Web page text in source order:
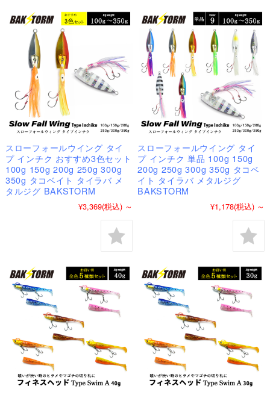
スローフォールウイング タイ
プ インチク おすすめ3色セット
100g 150g 200g 250g 300g
350g タコベイト タイラバ メ
タルジグ BAKSTORM
¥3,369(税込) ～
スローフォールウイング タイ
プ インチク 単品 100g 150g
200g 250g 300g 350g タコベ
イト タイラバ メタルジグ
BAKSTORM
¥1,178(税込) ～